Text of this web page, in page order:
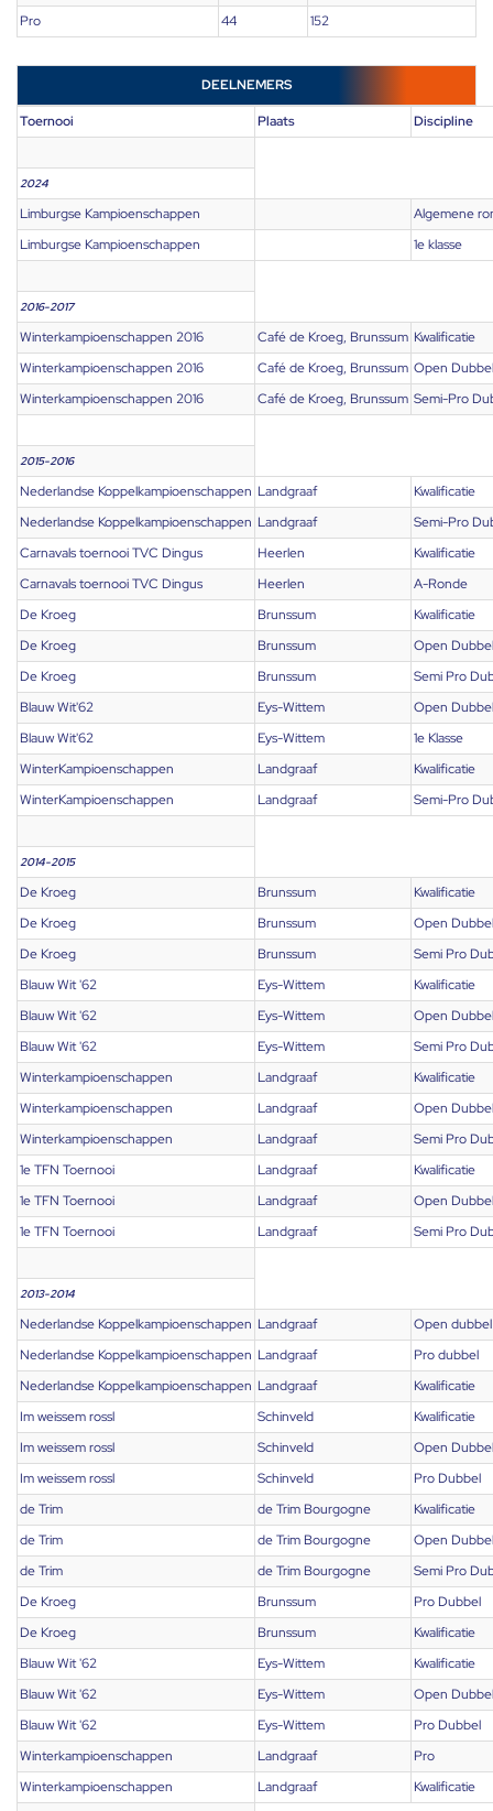
Pro
44 152
DEELNEMERS
Toernooi Plaats Discipline
2024
Limburgse Kampioenschappen
Algemene
Limburgse Kampioenschappen
1e klasse
2016-2017
Winterkampioenschappen 2016 Café de Kroeg, Brunssum Kwalificatie
Winterkampioenschappen 2016
Café de Kroeg, Brunssum Open Dubbel
Winterkampioenschappen 2016
Café de Kroeg, Brunssum Semi-Pro
2015-2016
Nederlandse Koppelkampioenschappen Landgraaf
Kwalificatie
Nederlandse Koppelkampioenschappen Landgraaf
Semi-Pro
Carnavals toernooi TVC Dingus
Heerlen
Kwalificatie
Carnavals toernooi TVC Dingus
Heerlen
A-Ronde
De Kroeg
Brunssum
Kwalificatie
De Kroeg
Brunssum
Open Dubbel
De Kroeg
Brunssum
Semi Pro
Blauw Wit'62
Eys-Wittem
Open Dubbel
Blauw Wit'62
Eys-Wittem
1e Klasse
WinterKampioenschappen
Landgraaf
Kwalificatie
WinterKampioenschappen
Landgraaf Semi-Pro
2014-2015
De Kroeg Brunssum
Kwalificatie
De Kroeg
Brunssum
Open Dubbel
De Kroeg
Brunssum
Semi Pro
Blauw Wit '62
Eys-Wittem
Kwalificatie
Blauw Wit '62
Eys-Wittem
Open Dubbel
Blauw Wit '62
Eys-Wittem
Semi Pro
Winterkampioenschappen
Landgraaf
Kwalificatie
Winterkampioenschappen
Landgraaf
Open Dubbel
Winterkampioenschappen
Landgraaf
Semi Pro
1e TFN Toernooi
Landgraaf
Kwalificatie
1e TFN Toernooi
Landgraaf
Open Dubbel
1e TFN Toernooi
Landgraaf Semi Pro
2013-2014
Nederlandse Koppelkampioenschappen Landgraaf
Open dubbel
Nederlandse Koppelkampioenschappen Landgraaf
Pro dubbel
Nederlandse Koppelkampioenschappen Landgraaf
Kwalificatie
Im weissem rossl
Schinveld
Kwalificatie
Im weissem rossl
Schinveld
Open Dubbel
Im weissem rossl
Schinveld
Pro Dubbel
de Trim
de Trim Bourgogne
Kwalificatie
de Trim
de Trim Bourgogne
Open Dubbel
de Trim
de Trim Bourgogne
Semi Pro
De Kroeg
Brunssum
Pro Dubbel
De Kroeg
Brunssum
Kwalificatie
Blauw Wit '62
Eys-Wittem
Kwalificatie
Blauw Wit '62
Eys-Wittem
Open Dubbel
Blauw Wit '62
Eys-Wittem
Pro Dubbel
Winterkampioenschappen
Landgraaf
Pro
Winterkampioenschappen
Landgraaf Kwalificatie